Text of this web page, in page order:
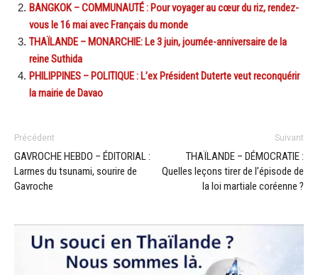
BANGKOK – COMMUNAUTÉ : Pour voyager au cœur du riz, rendez-
vous le 16 mai avec Français du monde
THAÏLANDE – MONARCHIE: Le 3 juin, journée-anniversaire de la
reine Suthida
PHILIPPINES – POLITIQUE : L’ex Président Duterte veut reconquérir
la mairie de Davao
Précédent
GAVROCHE HEBDO – ÉDITORIAL :
Larmes du tsunami, sourire de
Gavroche
Suivant
THAÏLANDE – DÉMOCRATIE :
Quelles leçons tirer de l’épisode de
la loi martiale coréenne ?